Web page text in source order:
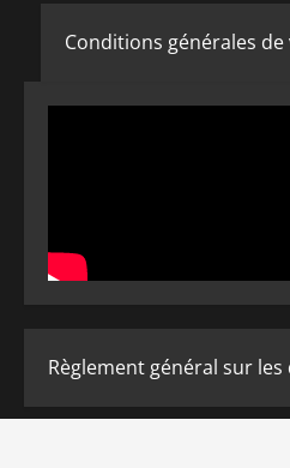
Conditions générales
Règlement général sur